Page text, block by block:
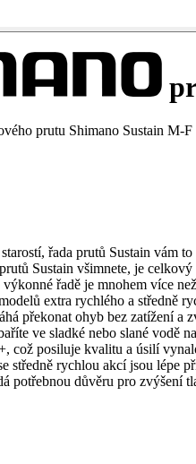
prutu Shimano Sustain M-
řada prutů Sustain vám
Sustain všimnete, je
řadě je mnohem více
extra rychlého a středně
překonat ohyb bez zatížení a
ve sladké nebo slané vodě
posiluje kvalitu a úsilí
středně rychlou akcí jsou lépe
potřebnou důvěru pro